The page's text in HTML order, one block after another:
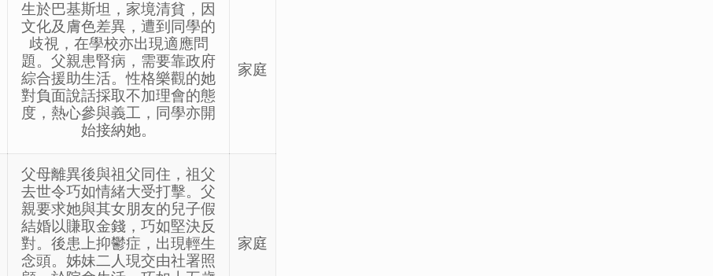
生於巴基斯坦，家境清貧，因
文化及膚色差異，遭到同學的
歧視，在學校亦出現適應問
題。父親患腎病，需要靠政府
綜合援助生活。性格樂觀的她
對負面說話採取不加理會的態
度，熱心參與義工，同學亦開
始接納她。
家庭
父母離異後與祖父同住，祖父
去世令巧如情緒大受打擊。父
親要求她與其女朋友的兒子假
結婚以賺取金錢，巧如堅決反
對。後患上抑鬱症，出現輕生
念頭。姊妹二人現交由社署照
家庭